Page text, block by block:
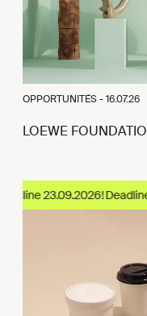
OPPORTUNITÉS -16.07.26
LOEWE
23.09.2026!